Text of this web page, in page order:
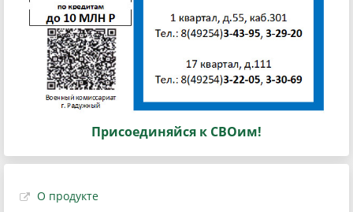
Присоединяйся к СВОим!
О продукте